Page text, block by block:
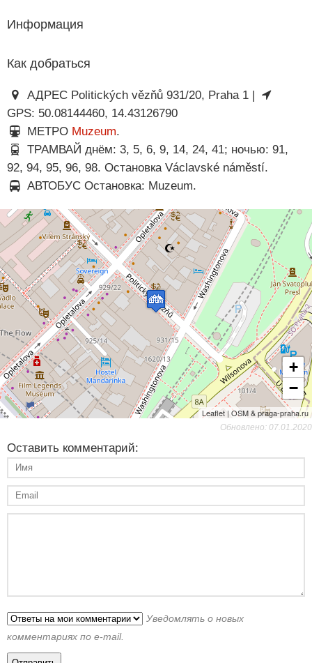
Информация
Как добраться
АДРЕС Politických vězňů 931/20, Praha 1 |
GPS: 50.08144460, 14.43126790
МЕТРО Muzeum.
ТРАМВАЙ днём: 3, 5, 6, 9, 14, 24, 41; ночью: 91,
92, 94, 95, 96, 98. Остановка Václavské náměstí.
АВТОБУС Остановка: Muzeum.
+
−
Leaflet | OSM & praga-praha.ru
Обновлено: 07.01.2020
Оставить комментарий:
Уведомлять о новых
комментариях по e-mail.